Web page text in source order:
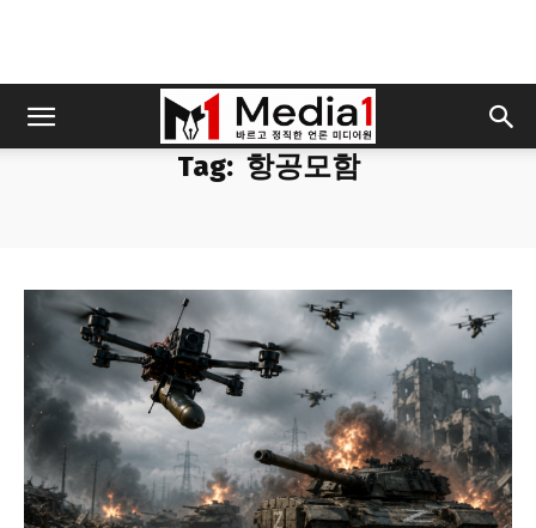
Tag: 항공모함